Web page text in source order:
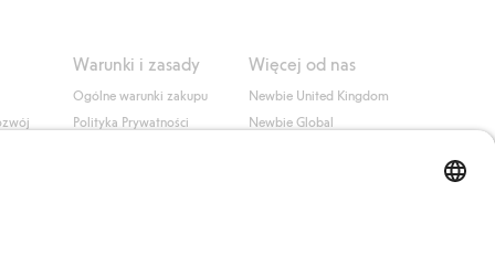
Warunki i zasady
Ogólne warunki zakupu
Polityka Prywatności
Więcej od nas
Newbie United Kingdom
Newbie Global